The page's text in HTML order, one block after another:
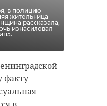
в полицию
жительница
рассказала,
изнасиловал
факту